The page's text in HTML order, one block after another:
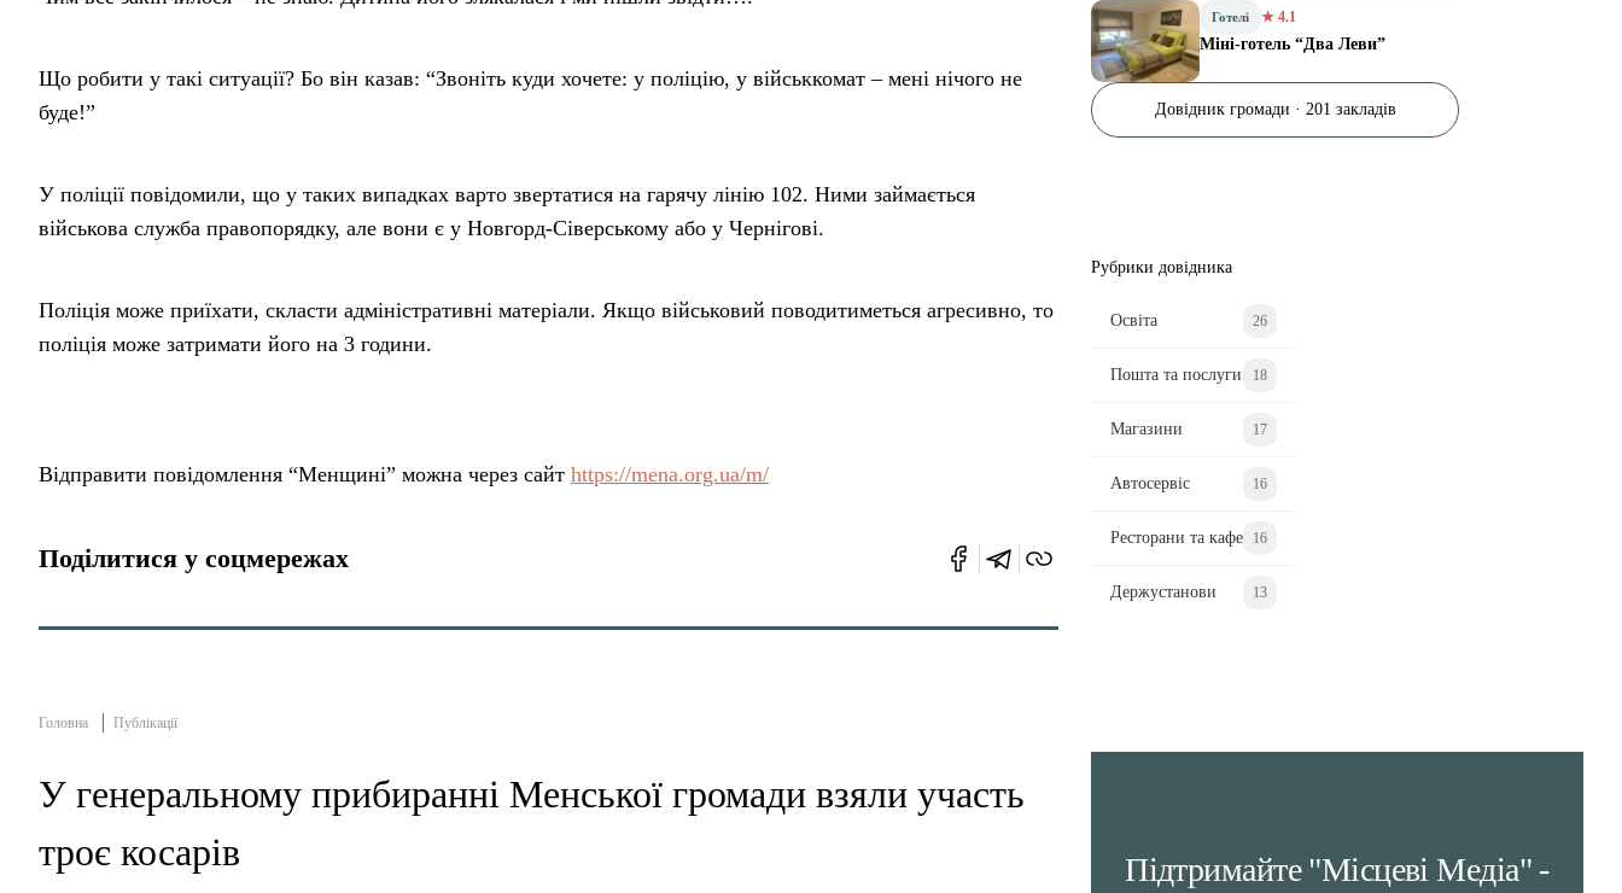
Що робити у такі ситуації? Бо він казав: “Звоніть куди хочете: у поліцію, у військкомат – мені нічого не
буде!”
У поліції повідомили, що у таких випадках варто звертатися на гарячу лінію 102. Ними займається
військова служба правопорядку, але вони є у Новгорд-Сіверському або у Чернігові.
Поліція може приїхати, скласти адміністративні матеріали. Якщо військовий поводитиметься агресивно, то
поліція може затримати його на 3 години.
Відправити повідомлення “Менщині” можна через сайт https://mena.org.ua/m/
Поділитися у соцмережах
Головна Публікації
У генеральному прибиранні Менської громади взяли участь
троє косарів
Готелі ★ 4.1
Міні-готель “Два Леви”
Довідник громади · 201 закладів
Рубрики довідника
Освіта 26
Пошта та послуги 18
Магазини 17
Автосервіс 16
Ресторани та кафе 16
Держустанови 13
Підтримайте "Місцеві Медіа" -